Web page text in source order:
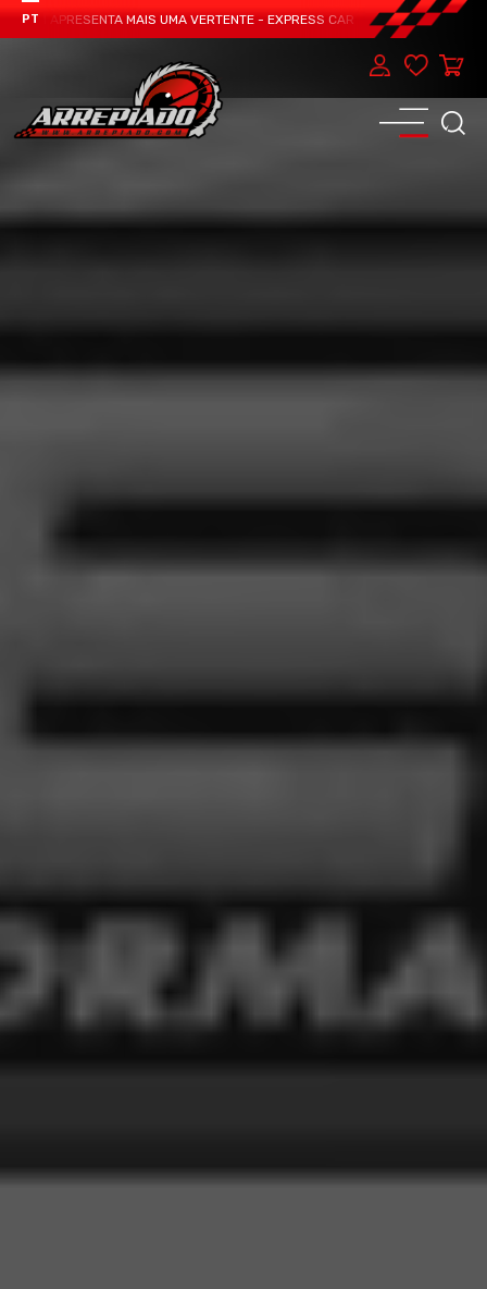
PT
APRESENTA MAIS UMA VERTENTE - EXPRESS CAR SERVICE, MANUTENÇÃO